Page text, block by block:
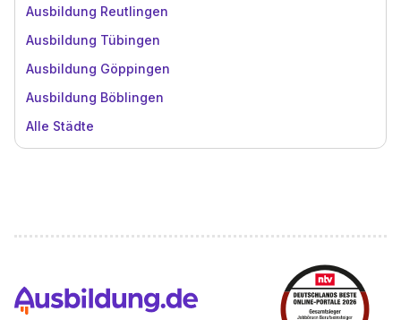
Ausbildung Reutlingen
Ausbildung Tübingen
Ausbildung Göppingen
Ausbildung Böblingen
Alle Städte